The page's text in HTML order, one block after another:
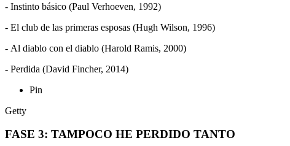
- Instinto básico (Paul Verhoeven, 1992)
- El club de las primeras esposas (Hugh Wilson, 1996)
- Al diablo con el diablo (Harold Ramis, 2000)
- Perdida (David Fincher, 2014)
Pin
Getty
FASE 3: TAMPOCO HE PERDIDO TANTO